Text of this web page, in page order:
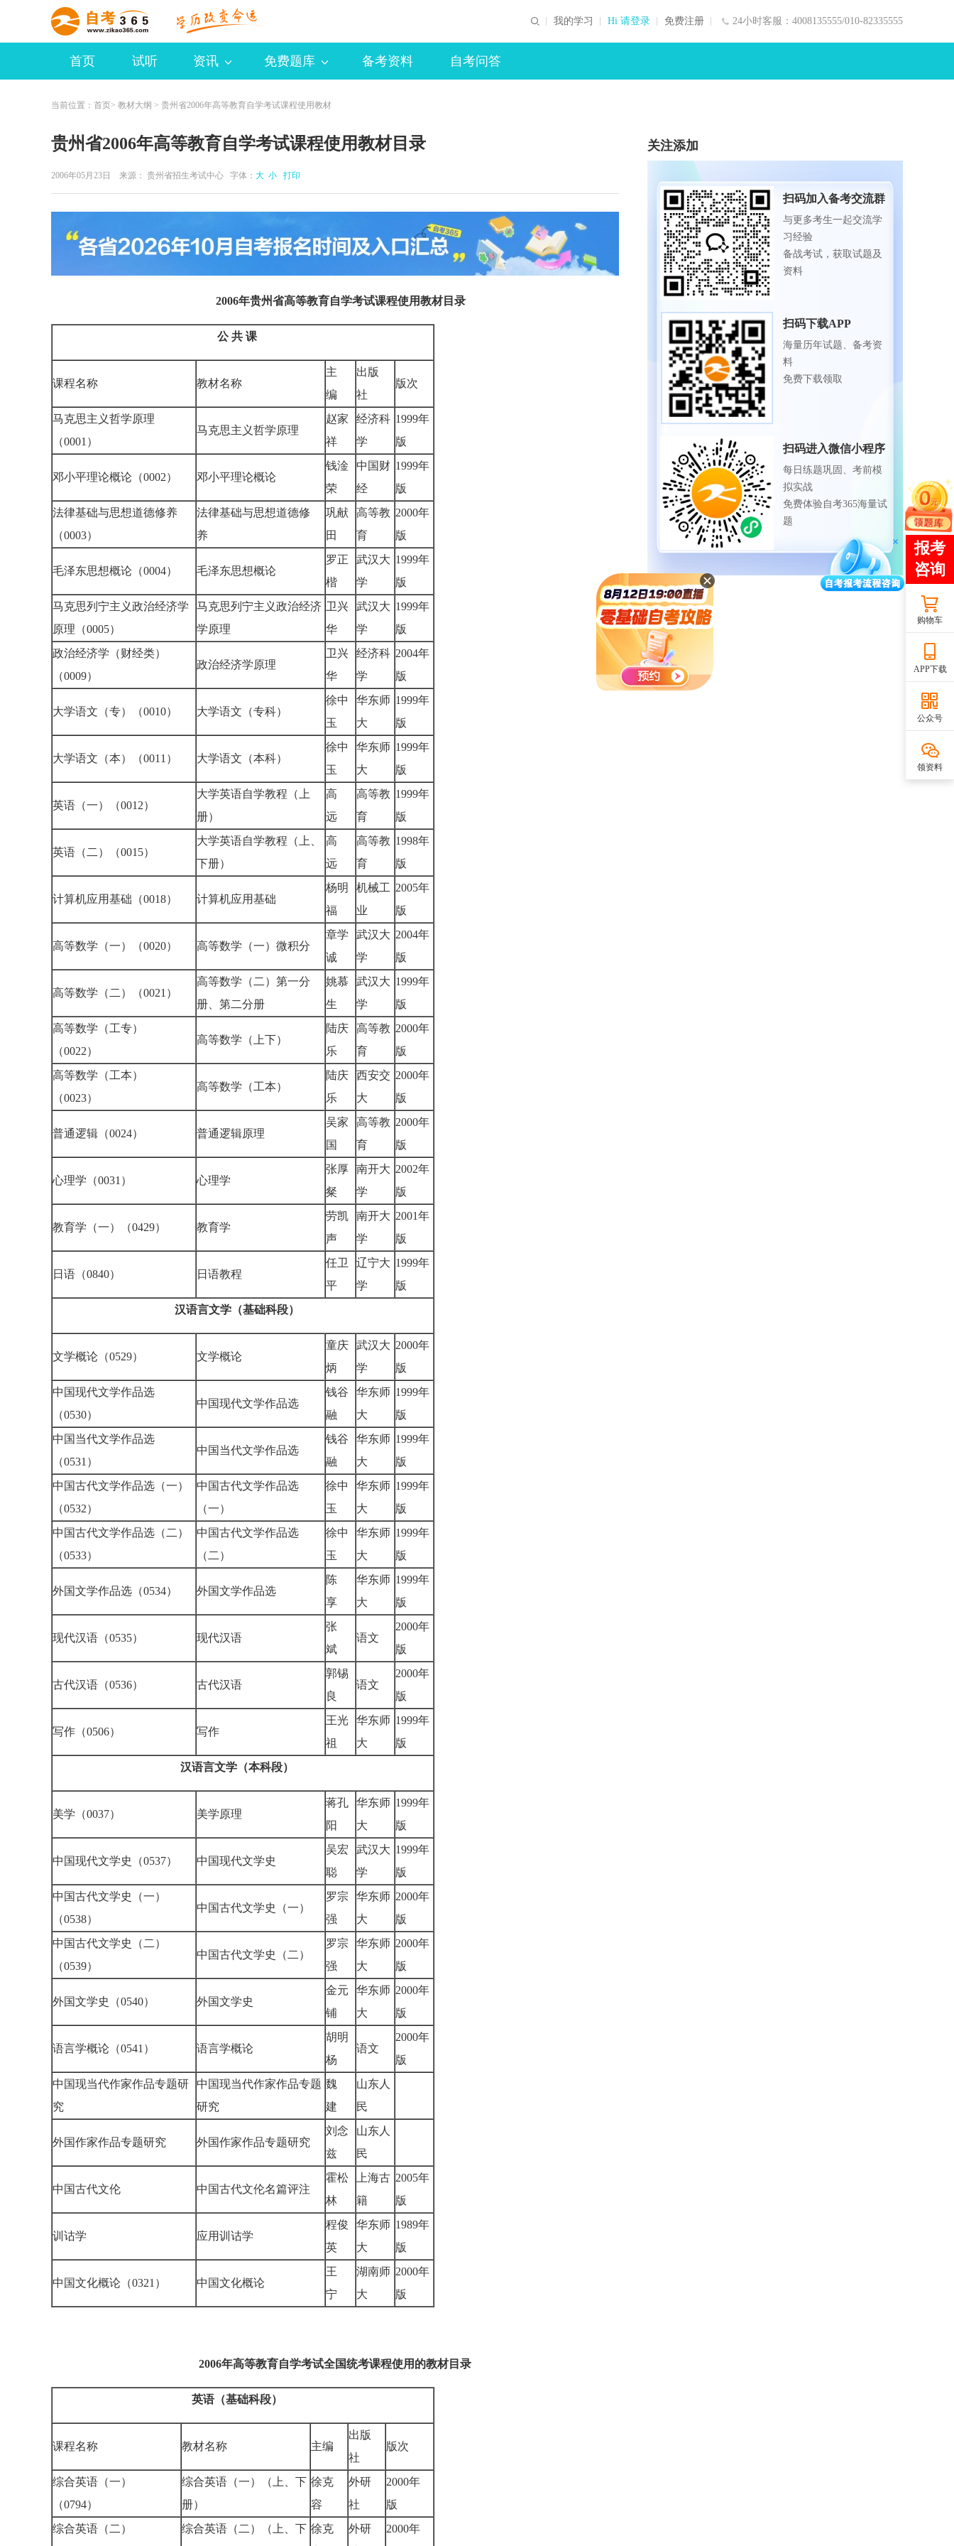
24小时客服：4008135555/010-82335555
我的学习 Hi 请登录 免费注册
首页 试听 资讯 免费题库 备考资料 自考问答
当前位置： 首页> 教材大纲 > 贵州省2006年高等教育自学考试课程使用教材
贵州省2006年高等教育自学考试课程使用教材目录
2006年05月23日 来源： 贵州省招生考试中心 字体： 大 小 打印
2006年贵州省高等教育自学考试课程使用教材目录
公 共 课
课程名称 教材名称
主
编
出版
社
版次
马克思主义哲学原理
（0001）
马克思主义哲学原理
赵家
祥
经济科
学
1999年
版
邓小平理论概论（0002） 邓小平理论概论
钱淦
荣
中国财
经
1999年
版
法律基础与思想道德修养
（0003）
法律基础与思想道德修
养
巩献
田
高等教
育
2000年
版
毛泽东思想概论（0004） 毛泽东思想概论
罗正
楷
武汉大
学
1999年
版
马克思列宁主义政治经济学
原理（0005）
马克思列宁主义政治经济
学原理
卫兴
华
武汉大
学
1999年
版
政治经济学（财经类）
（0009）
政治经济学原理
卫兴
华
经济科
学
2004年
版
大学语文（专）（0010） 大学语文（专科）
徐中
玉
华东师
大
1999年
版
大学语文（本）（0011） 大学语文（本科）
徐中
玉
华东师
大
1999年
版
英语（一）（0012）
大学英语自学教程（上
册）
高
远
高等教
育
1999年
版
英语（二）（0015）
大学英语自学教程（上、
下册）
高
远
高等教
育
1998年
版
计算机应用基础（0018） 计算机应用基础
杨明
福
机械工
业
2005年
版
高等数学（一）（0020） 高等数学（一）微积分
章学
诚
武汉大
学
2004年
版
高等数学（二）（0021）
高等数学（二）第一分
册、第二分册
姚慕
生
武汉大
学
1999年
版
高等数学（工专）
（0022）
高等数学（上下）
陆庆
乐
高等教
育
2000年
版
高等数学（工本）
（0023）
高等数学（工本）
陆庆
乐
西安交
大
2000年
版
普通逻辑（0024） 普通逻辑原理
吴家
国
高等教
育
2000年
版
心理学（0031） 心理学
张厚
粲
南开大
学
2002年
版
教育学（一）（0429） 教育学
劳凯
声
南开大
学
2001年
版
日语（0840） 日语教程
任卫
平
辽宁大
学
1999年
版
汉语言文学（基础科段）
文学概论（0529） 文学概论
童庆
炳
武汉大
学
2000年
版
中国现代文学作品选
（0530）
中国现代文学作品选
钱谷
融
华东师
大
1999年
版
中国当代文学作品选
（0531）
中国当代文学作品选
钱谷
融
华东师
大
1999年
版
中国古代文学作品选（一）
（0532）
中国古代文学作品选
（一）
徐中
玉
华东师
大
1999年
版
中国古代文学作品选（二）
（0533）
中国古代文学作品选
（二）
徐中
玉
华东师
大
1999年
版
外国文学作品选（0534） 外国文学作品选
陈
享
华东师
大
1999年
版
现代汉语（0535） 现代汉语
张
斌
语文
2000年
版
古代汉语（0536） 古代汉语
郭锡
良
语文
2000年
版
写作（0506） 写作
王光
祖
华东师
大
1999年
版
汉语言文学（本科段）
美学（0037） 美学原理
蒋孔
阳
华东师
大
1999年
版
中国现代文学史（0537） 中国现代文学史
吴宏
聪
武汉大
学
1999年
版
中国古代文学史（一）
（0538）
中国古代文学史（一）
罗宗
强
华东师
大
2000年
版
中国古代文学史（二）
（0539）
中国古代文学史（二）
罗宗
强
华东师
大
2000年
版
外国文学史（0540） 外国文学史
金元
铺
华东师
大
2000年
版
语言学概论（0541） 语言学概论
胡明
杨
语文
2000年
版
中国现当代作家作品专题研
究
中国现当代作家作品专题
研究
魏
建
山东人
民
外国作家作品专题研究 外国作家作品专题研究
刘念
兹
山东人
民
中国古代文伦 中国古代文伦名篇评注
霍松
林
上海古
籍
2005年
版
训诂学 应用训诂学
程俊
英
华东师
大
1989年
版
中国文化概论（0321） 中国文化概论
王
宁
湖南师
大
2000年
版
2006年高等教育自学考试全国统考课程使用的教材目录
英语（基础科段）
课程名称 教材名称 主编
出版
社
版次
综合英语（一）
（0794）
综合英语（一）（上、下
册）
徐克
容
外研
社
2000年
版
综合英语（二）
综合英语（二）（上、下 徐克
外研
2000年
关注添加
扫码加入备考交流群
与更多考生一起交流学
习经验
备战考试，获取试题及
资料
扫码下载APP
海量历年试题、备考资
料
免费下载领取
扫码进入微信小程序
每日练题巩固、考前模
拟实战
免费体验自考365海量试
题
购物车
APP下载
公众号
领资料